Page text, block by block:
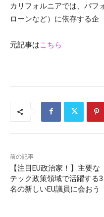
カリフォルニアでは、パフ
ローンなど）に依存する企
元記事はこちら
前の記事
【注目EU政治家！】主要な
テック政策領域で活躍する3
名の新しいEU議員に会おう